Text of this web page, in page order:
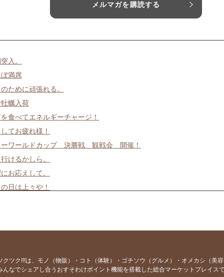
メルマガを購読する
入。
満席
ために頑張れる。
蠣入荷
食べてエネルギーチャージ！
てお疲れ様！
ーワールドカップ 決勝戦 観戦会 開催！
けるかしら。
お応えして。
日は上々や！
めんあります。
ツ居酒屋？ 上々や
いち！
クツク!!!は、モノ（物販）・コト（体験）・ゴチソウ（グルメ）・オメカシ（美
んなでシェアし合うおすそわけポイント機能を搭載した総合マーケットプレイスで